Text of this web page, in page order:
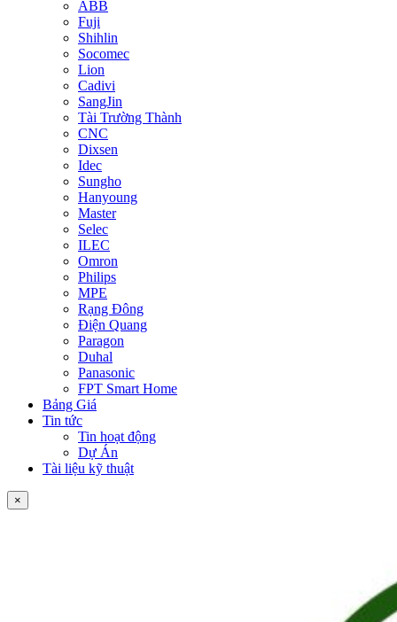
ABB
Fuji
Shihlin
Socomec
Lion
Cadivi
SangJin
Tài Trường Thành
CNC
Dixsen
Idec
Sungho
Hanyoung
Master
Selec
ILEC
Omron
Philips
MPE
Rạng Đông
Điện Quang
Paragon
Duhal
Panasonic
FPT Smart Home
Bảng Giá
Tin tức
Tin hoạt động
Dự Án
Tài liệu kỹ thuật
×